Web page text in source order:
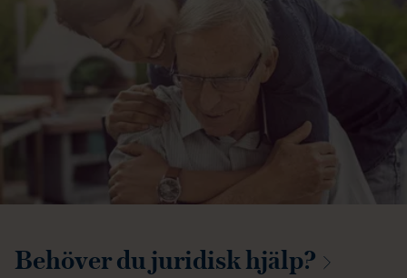
Behöver du juridiskhjälp?